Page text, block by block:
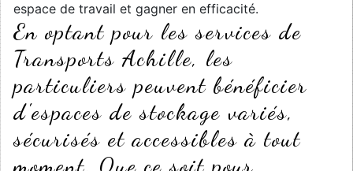
espace de travail et gagner en efficacité.
En optant pour les services de
Transports Achille, les
particuliers peuvent bénéficier
d'espaces de stockage variés,
sécurisés et accessibles à tout
moment. Que ce soit pour